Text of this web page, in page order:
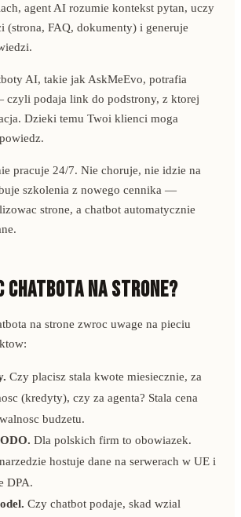
agent AI rozumie kontekst pytan, uczy
(strona, FAQ, dokumenty) i generuje
AI, takie jak AskMeEvo, potrafia
podaja link do podstrony, z ktorej
Dzieki temu Twoi klienci moga
pracuje 24/7. Nie choruje, nie idzie na
szkolenia z nowego cennika —
strone, a chatbot automatycznie
CHATBOTA NA STRONE?
na strone zwroc uwage na pieciu
Czy placisz stala kwote miesiecznie, za
(kredyty), czy za agenta? Stala cena
budzetu.
Dla polskich firm to obowiazek.
hostuje dane na serwerach w UE i
DPA.
Czy chatbot podaje, skad wzial